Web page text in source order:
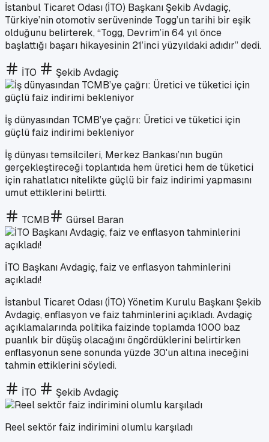
İstanbul Ticaret Odası (İTO) Başkanı Şekib Avdagiç,
Türkiye’nin otomotiv serüveninde Togg’un tarihi bir eşik
olduğunu belirterek, “Togg, Devrim’in 64 yıl önce
başlattığı başarı hikayesinin 21’inci yüzyıldaki adıdır” dedi.
İTO Şekib Avdagiç
İş dünyasından TCMB’ye çağrı: Üretici ve tüketici için
güçlü faiz indirimi bekleniyor
İş dünyası temsilcileri, Merkez Bankası’nın bugün
gerçekleştireceği toplantıda hem üretici hem de tüketici
için rahatlatıcı nitelikte güçlü bir faiz indirimi yapmasını
umut ettiklerini belirtti.
TCMB Gürsel Baran
İTO Başkanı Avdagiç, faiz ve enflasyon tahminlerini
açıkladı!
İstanbul Ticaret Odası (İTO) Yönetim Kurulu Başkanı Şekib
Avdagiç, enflasyon ve faiz tahminlerini açıkladı. Avdagiç
açıklamalarında politika faizinde toplamda 1000 baz
puanlık bir düşüş olacağını öngördüklerini belirtirken
enflasyonun sene sonunda yüzde 30'un altına ineceğini
tahmin ettiklerini söyledi.
İTO Şekib Avdagiç
Reel sektör faiz indirimini olumlu karşıladı